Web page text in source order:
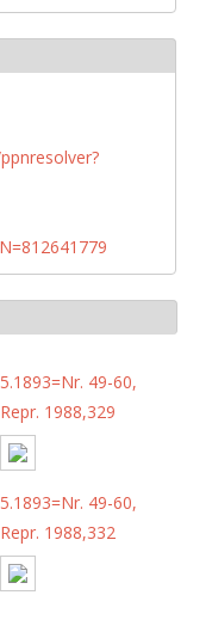
5.1893=Nr. 49-60,
Repr. 1988,329
5.1893=Nr. 49-60,
Repr. 1988,332